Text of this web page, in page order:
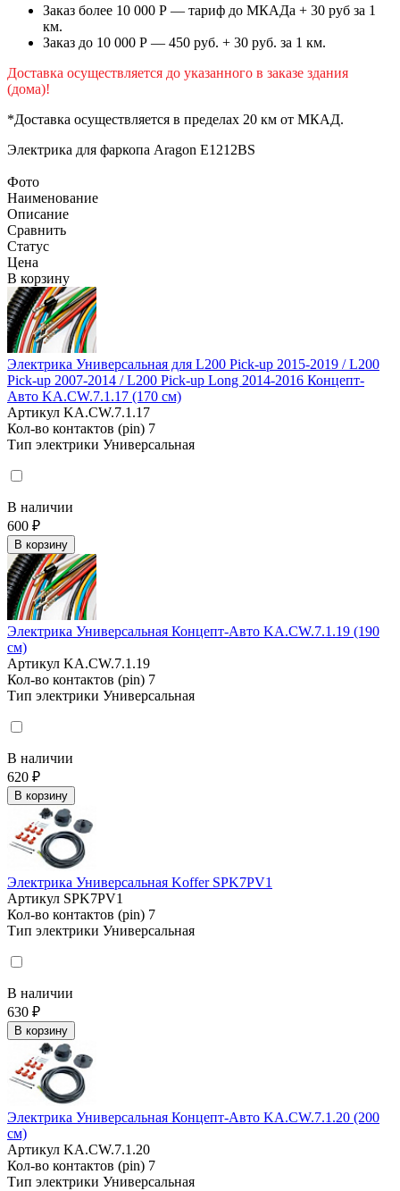
Заказ более 10 000 Р — тариф до МКАДа + 30 руб за 1
км.
Заказ до 10 000 Р — 450 руб. + 30 руб. за 1 км.
Доставка осуществляется до указанного в заказе здания
(дома)!
*Доставка осуществляется в пределах 20 км от МКАД.
Электрика для фаркопа Aragon E1212BS
Фото
Наименование
Описание
Сравнить
Статус
Цена
В корзину
Электрика Универсальная для L200 Pick-up 2015-2019 / L200
Pick-up 2007-2014 / L200 Pick-up Long 2014-2016 Концепт-
Авто KA.CW.7.1.17 (170 см)
Артикул KA.CW.7.1.17
Кол-во контактов (pin) 7
Тип электрики Универсальная
В наличии
600 ₽
В корзину
Электрика Универсальная Концепт-Авто KA.CW.7.1.19 (190
см)
Артикул KA.CW.7.1.19
Кол-во контактов (pin) 7
Тип электрики Универсальная
В наличии
620 ₽
В корзину
Электрика Универсальная Koffer SPK7PV1
Артикул SPK7PV1
Кол-во контактов (pin) 7
Тип электрики Универсальная
В наличии
630 ₽
В корзину
Электрика Универсальная Концепт-Авто KA.CW.7.1.20 (200
см)
Артикул KA.CW.7.1.20
Кол-во контактов (pin) 7
Тип электрики Универсальная